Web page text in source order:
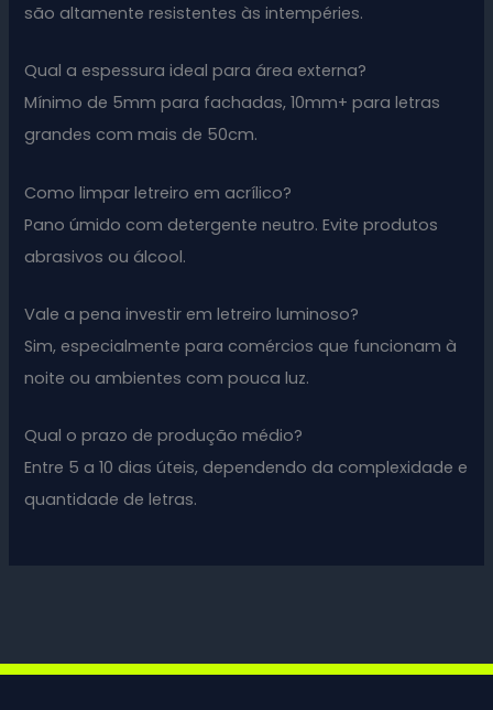
são altamente resistentes às intempéries.
Qual a espessura ideal para área externa?
Mínimo de 5mm para fachadas, 10mm+ para letras
grandes com mais de 50cm.
Como limpar letreiro em acrílico?
Pano úmido com detergente neutro. Evite produtos
abrasivos ou álcool.
Vale a pena investir em letreiro luminoso?
Sim, especialmente para comércios que funcionam à
noite ou ambientes com pouca luz.
Qual o prazo de produção médio?
Entre 5 a 10 dias úteis, dependendo da complexidade e
quantidade de letras.